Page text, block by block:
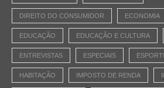
DIREITO DO CONSUMIDOR ECONOMIA
EDUCAÇÃO EDUCAÇÃO E CULTURA
ENTREVISTAS ESPECIAIS
HABITAÇÃO IMPOSTO DE RENDA